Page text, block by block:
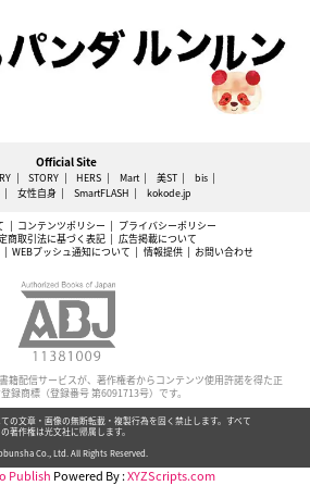
Official Site
STORY HERS Mart 美ST
bis
女性自身 SmartFLASH kokode.jp
コンテンツポリシー
プライバシーポリシー
商取引法に基づく表記
広告掲載について
WEBプッシュ通知について 情報提供 お問い合わせ
籍配信サービスが、著作権者からコンテンツ使用許諾を得た正
録商標（登録番号 第6091713号）です。
の文章・画像の無断転載・複製行為を固く禁止します。すべて
の著作権は光文社に帰属します。
Co., Ltd. All Rights Reserved.
Publish Powered By :XYZScripts.com